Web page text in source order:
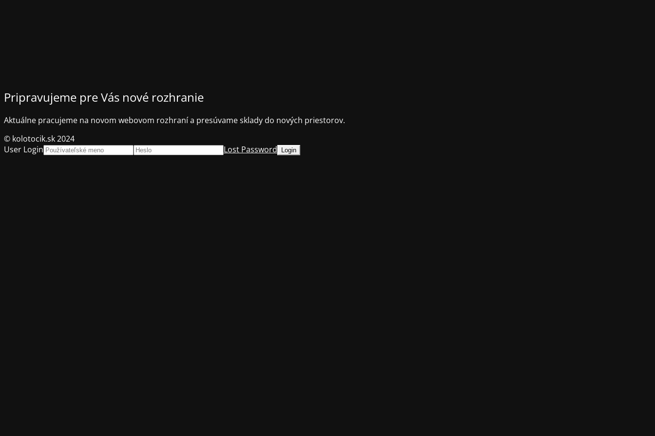
Pripravujeme pre Vás nové rozhranie
Aktuálne pracujeme na novom webovom rozhraní a presúvame sklady do nových priestorov.
© kolotocik.sk 2024
User Login
Lost Password